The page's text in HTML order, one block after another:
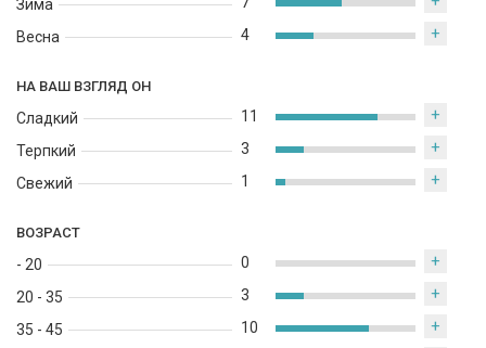
Зима
Весна
4 +
НА ВАШ ВЗГЛЯД ОН
Сладкий
Терпкий
Свежий
11 +
3 +
1 +
ВОЗРАСТ
- 20
20 - 35
35 - 45
0 +
3 +
10 +